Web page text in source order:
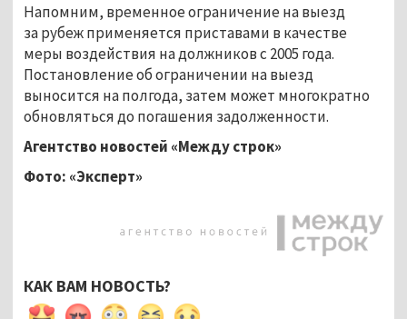
Напомним, временное ограничение на выезд
за рубеж применяется приставами в качестве
меры воздействия на должников с 2005 года.
Постановление об ограничении на выезд
выносится на полгода, затем может многократно
обновляться до погашения задолженности.
Агентство новостей «Между строк»
Фото: «Эксперт»
КАК ВАМ НОВОСТЬ?